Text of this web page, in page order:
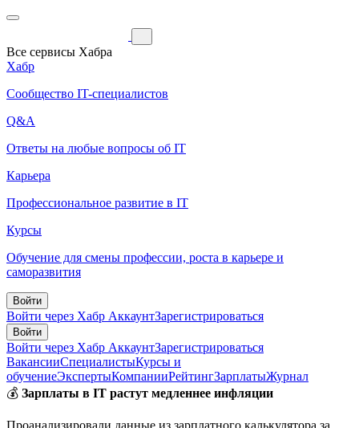
Все сервисы Хабра
Хабр
Сообщество IT-специалистов
Q&A
Ответы на любые вопросы об IT
Карьера
Профессиональное развитие в IT
Курсы
Обучение для смены профессии, роста в карьере и
саморазвития
Войти
Войти через Хабр АккаунтЗарегистрироваться
Войти
Войти через Хабр АккаунтЗарегистрироваться
ВакансииСпециалистыКурсы и
обучениеЭкспертыКомпанииРейтингЗарплатыЖурнал
💰 Зарплаты в IT растут медленнее инфляции
Проанализировали данные из зарплатного калькулятора за